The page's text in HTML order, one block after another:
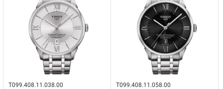
T099.408.11.038.00 T099.408.11.058.00